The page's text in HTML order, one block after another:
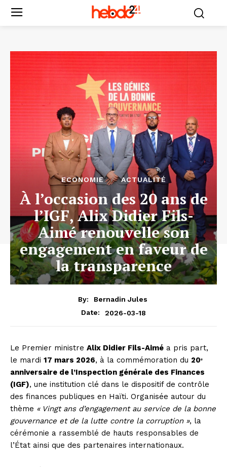
ECONOMIE ACTUALITÉ
À l’occasion des 20 ans de
l’IGF, Alix Didier Fils-
Aimé renouvelle son
engagement en faveur de
la transparence
By:
Bernadin Jules
Date:
2026-03-18
Le Premier ministre Alix Didier Fils-Aimé a pris part,
le mardi 17 mars 2026, à la commémoration du 20ᵉ
anniversaire de l’Inspection générale des Finances
(IGF), une institution clé dans le dispositif de contrôle
des finances publiques en Haïti. Organisée autour du
thème « Vingt ans d’engagement au service de la bonne
gouvernance et de la lutte contre la corruption », la
cérémonie a rassemblé de hauts responsables de
l’État ainsi que des partenaires internationaux.